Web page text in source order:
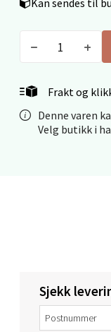
Kan sendes til
Frakt og
Denne varen
Velg butikk i
Sjekk
Mandal
Åpent i dag
0 i butikk